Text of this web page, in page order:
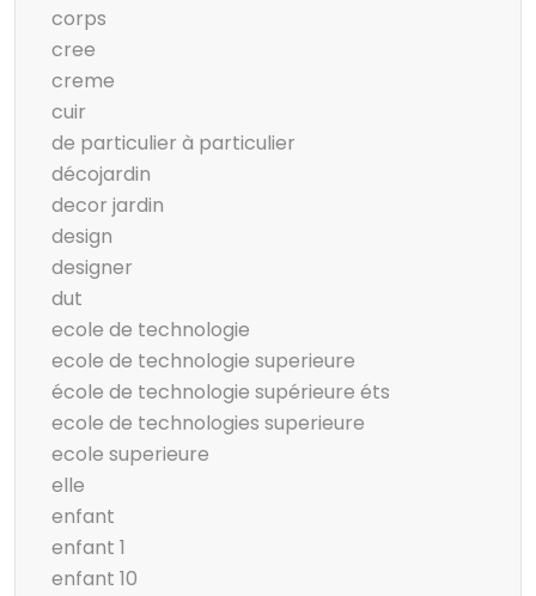
corps
cree
creme
cuir
de particulier à particulier
décojardin
decor jardin
design
designer
dut
ecole de technologie
ecole de technologie superieure
école de technologie supérieure éts
ecole de technologies superieure
ecole superieure
elle
enfant
enfant 1
enfant 10